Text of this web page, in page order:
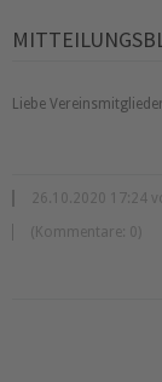
Liebe Vereinsmitglieder
26.10.2020 17:24
(Kommentare: 0)